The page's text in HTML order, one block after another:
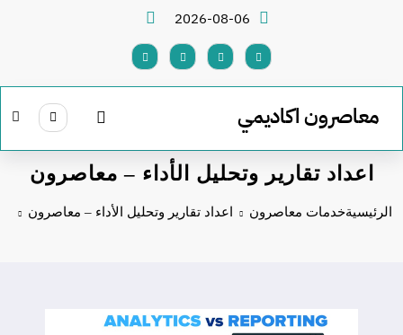
2026-08-06
معاصرون اكاديمي
اعداد تقارير وتحليل الأداء – معاصرون
الرئيسيةخدمات معاصرون اعداد تقارير وتحليل الأداء – معاصرون